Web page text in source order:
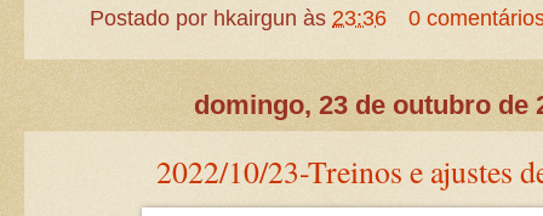
Postado por hkairgun às23:36 0
domingo, 23 de outubro de
2022/10/23-Treinos e ajustes